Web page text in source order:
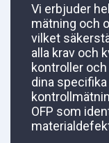
Vi erbjuder
mätning och
vilket
alla krav och
kontroller
dina
OFP som